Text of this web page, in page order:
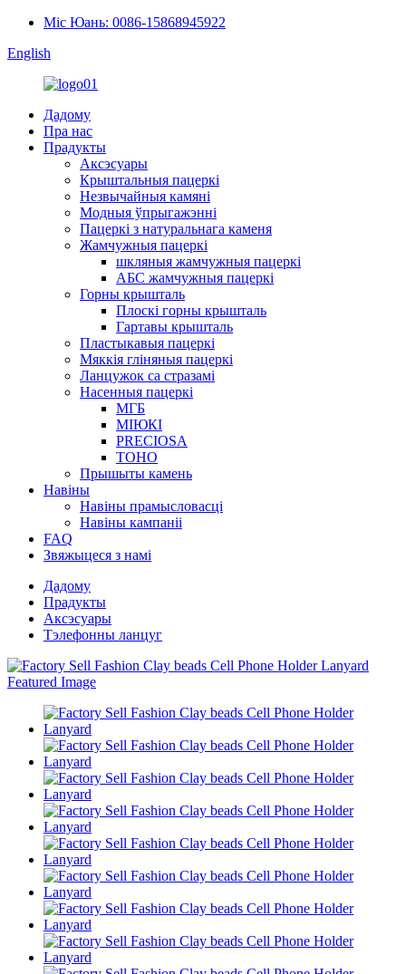
Міс Юань: 0086-15868945922
English
Дадому
Пра нас
Прадукты
Аксэсуары
Крыштальныя пацеркі
Незвычайныя камяні
Модныя ўпрыгажэнні
Пацеркі з натуральнага каменя
Жамчужныя пацеркі
шкляныя жамчужныя пацеркі
АБС жамчужныя пацеркі
Горны крышталь
Плоскі горны крышталь
Гартавы крышталь
Пластыкавыя пацеркі
Мяккія гліняныя пацеркі
Ланцужок са стразамі
Насенныя пацеркі
МГБ
МІЮКІ
PRECIOSA
TOHO
Прышыты камень
Навіны
Навіны прамысловасці
Навіны кампаніі
FAQ
Звяжыцеся з намі
Дадому
Прадукты
Аксэсуары
Тэлефонны ланцуг